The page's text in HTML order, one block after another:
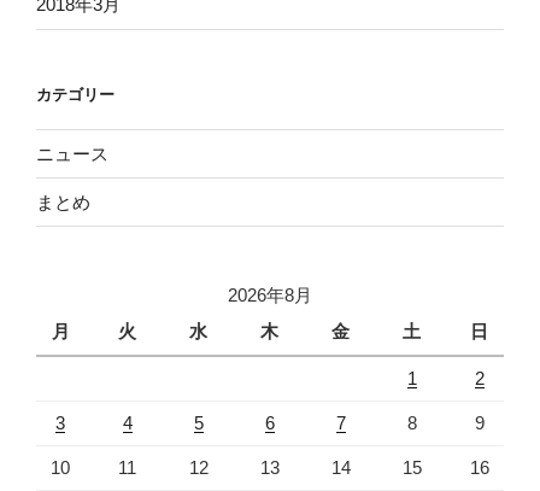
2018年3月
カテゴリー
ニュース
まとめ
2026年8月
月
火 水 木 金 土 日
1 2
3 4 5 6 7 8 9
10 11 12 13 14 15 16